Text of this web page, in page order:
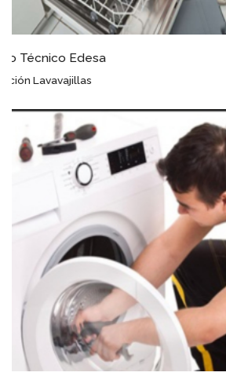
Servicio Técnico Edesa Plasenzuela
Eficacia Garantizada